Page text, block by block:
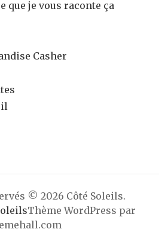
que je vous raconte ça
Casher
© 2026 Côté Soleils.
Thème WordPress par